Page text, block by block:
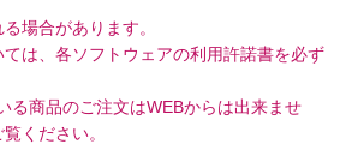
場合があります。
は、各ソフトウェアの利用許諾書を必ず
る商品のご注文はWEBからは出来ませ
ください。